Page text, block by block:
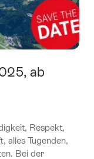
ab
Respekt,
alles Tugenden,
Bei der